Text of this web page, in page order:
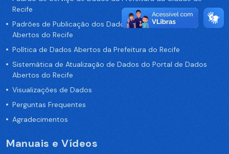
Recife
Padrões de Publicação dos Dados no Portal de Dados
Abertos do Recife
Política de Dados Abertos da Prefeitura do Recife
Sistemática de Atualização de Dados do Portal de Dados
Abertos do Recife
Visualizações de Dados
Perguntas Frequentes
Agradecimentos
Manuais e Vídeos